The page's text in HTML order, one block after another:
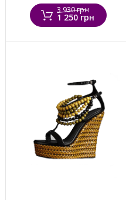
3 930 грн
1 250 грн